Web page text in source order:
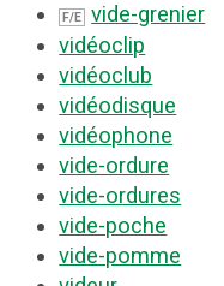
F/E
vide-grenier
vidéoclip
vidéoclub
vidéodisque
vidéophone
vide-ordure
vide-ordures
vide-poche
vide-pomme